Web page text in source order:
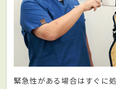
緊急性がある場合はすぐに